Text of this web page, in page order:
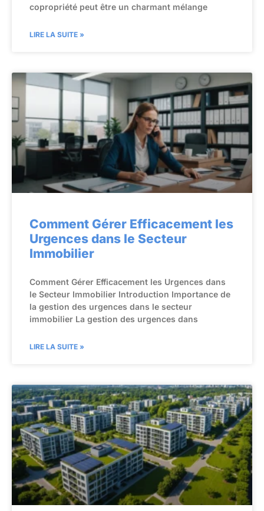
copropriété peut être un charmant mélange
LIRE LA SUITE »
Comment Gérer Efficacement les
Urgences dans le Secteur
Immobilier
Comment Gérer Efficacement les Urgences dans
le Secteur Immobilier Introduction Importance de
la gestion des urgences dans le secteur
immobilier La gestion des urgences dans
LIRE LA SUITE »